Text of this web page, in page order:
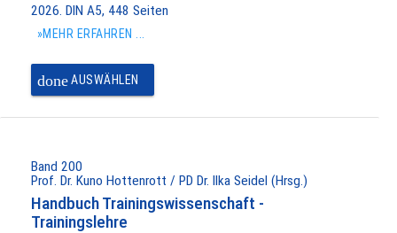
2026. DIN A5, 448 Seiten
»MEHR ERFAHREN ...
doneAUSWÄHLEN
Band 200
Prof. Dr. Kuno Hottenrott / PD Dr. Ilka Seidel (Hrsg.)
Handbuch Trainingswissenschaft -
Trainingslehre